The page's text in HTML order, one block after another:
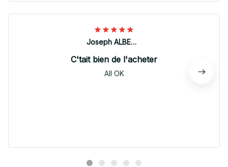
Joseph ALBERTINI
C'tait bien de l'acheter
All OK